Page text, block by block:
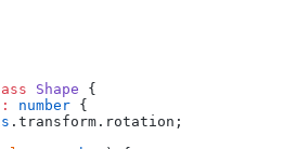
Shape {
: number {
.transform.rotation;